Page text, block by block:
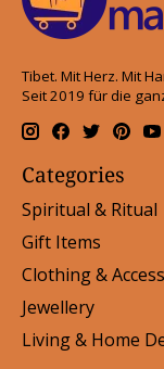
Tibet. Mit Herz. Mit
Seit 2019 für die
Categories
Spiritual & Ritual
Gift Items
Clothing &
Jewellery
Living & Home